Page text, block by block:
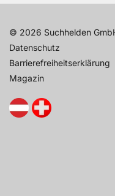
© 2026 Suchhelden
Datenschutz
Barrierefreiheitserklärung
Magazin